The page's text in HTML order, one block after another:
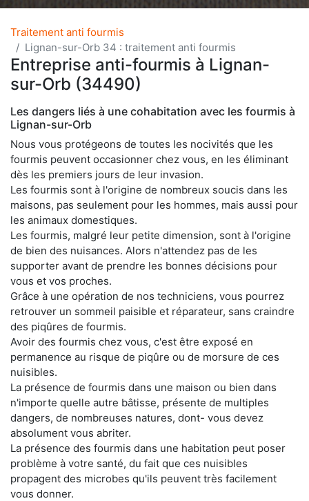
Traitement anti fourmis
Lignan-sur-Orb 34 : traitement anti fourmis
Entreprise anti-fourmis à Lignan-
sur-Orb (34490)
Les dangers liés à une cohabitation avec les fourmis à
Lignan-sur-Orb
Nous vous protégeons de toutes les nocivités que les
fourmis peuvent occasionner chez vous, en les éliminant
dès les premiers jours de leur invasion.
Les fourmis sont à l'origine de nombreux soucis dans les
maisons, pas seulement pour les hommes, mais aussi pour
les animaux domestiques.
Les fourmis, malgré leur petite dimension, sont à l'origine
de bien des nuisances. Alors n'attendez pas de les
supporter avant de prendre les bonnes décisions pour
vous et vos proches.
Grâce à une opération de nos techniciens, vous pourrez
retrouver un sommeil paisible et réparateur, sans craindre
des piqûres de fourmis.
Avoir des fourmis chez vous, c'est être exposé en
permanence au risque de piqûre ou de morsure de ces
nuisibles.
La présence de fourmis dans une maison ou bien dans
n'importe quelle autre bâtisse, présente de multiples
dangers, de nombreuses natures, dont- vous devez
absolument vous abriter.
La présence des fourmis dans une habitation peut poser
problème à votre santé, du fait que ces nuisibles
propagent des microbes qu'ils peuvent très facilement
vous donner.